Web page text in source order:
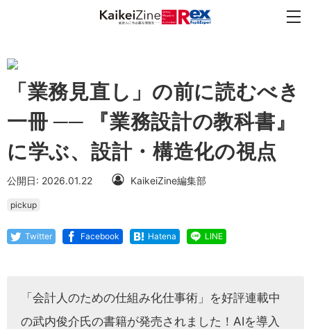
「業務見直し」の前に読むべき
一冊 ── 『業務設計の教科書』
に学ぶ、設計・構造化の視点
公開日: 2026.01.22 KaikeiZine編集部
pickup
Twitter Facebook Hatena LINE
「会計人のための仕組み化仕事術」を好評連載中
の武内俊介氏の書籍が発売されました！AIを導入